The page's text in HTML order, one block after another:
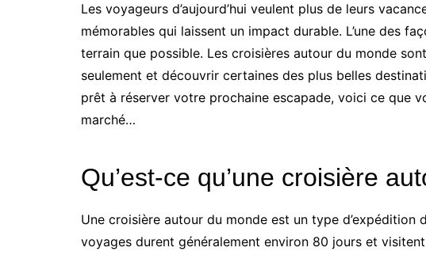
Les voyageurs d’aujourd’hui veulent plus de leurs
mémorables qui laissent un impact durable. L’une des
terrain que possible. Les croisières autour du monde
seulement et découvrir certaines des plus belles
prêt à réserver votre prochaine escapade, voici ce que
marché…
Qu’est-ce qu’une croisière
Une croisière autour du monde est un type
voyages durent généralement environ 80 jours et